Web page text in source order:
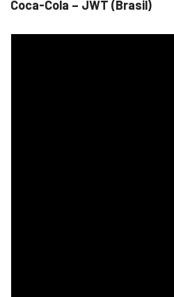
Coca-Cola – JWT (Brasil)